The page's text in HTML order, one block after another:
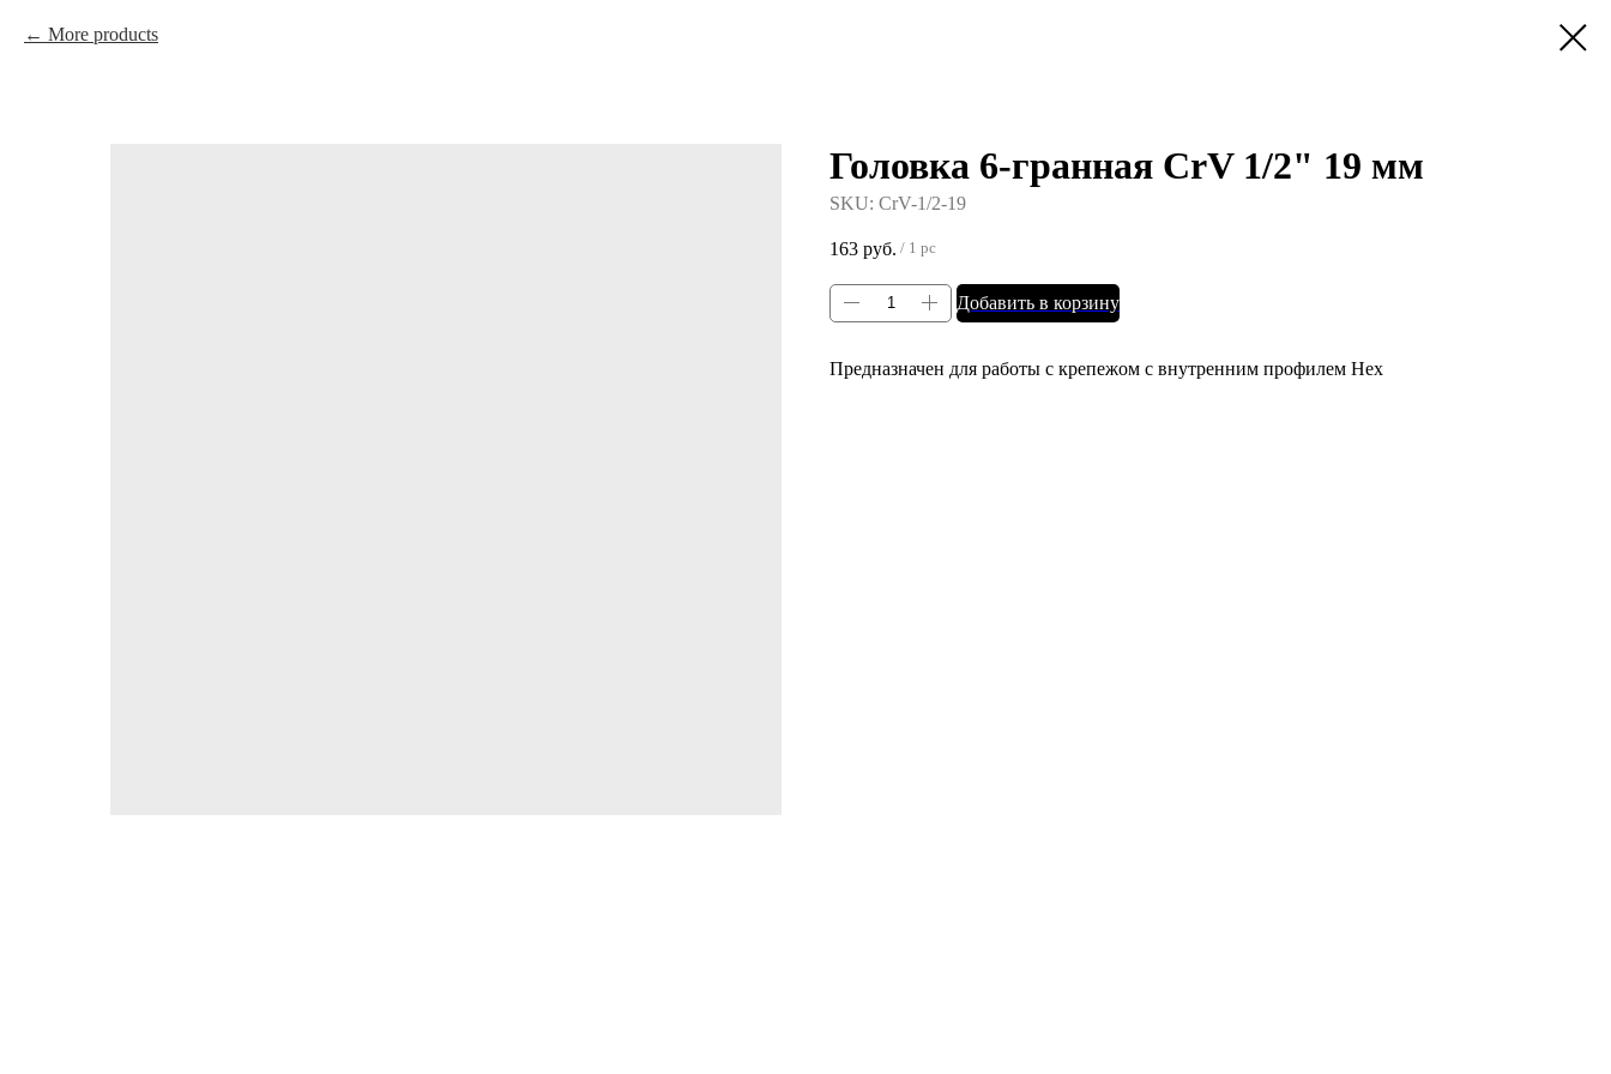
More products
Головка 6-гранная CrV 1/2" 19 мм
SKU: CrV-1/2-19
163 руб. / 1 pc
Добавить в корзину
Предназначен для работы с крепежом с внутренним профилем Hex